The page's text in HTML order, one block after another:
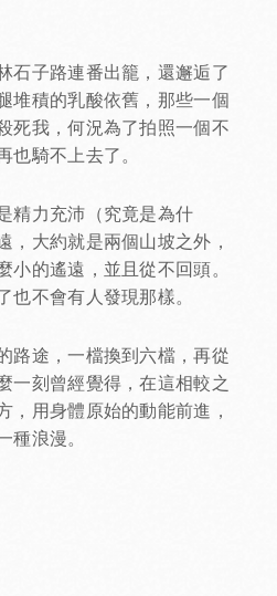
石子路連番出籠，還邂逅了
堆積的乳酸依舊，那些一個
死我，何況為了拍照一個不
騎不上去了。
精力充沛（究竟是為什
大約就是兩個山坡之外，
的遙遠，並且從不回頭。
不會有人發現那樣。
路途，一檔換到六檔，再從
一刻曾經覺得，在這相較之
，用身體原始的動能前進，
浪漫。